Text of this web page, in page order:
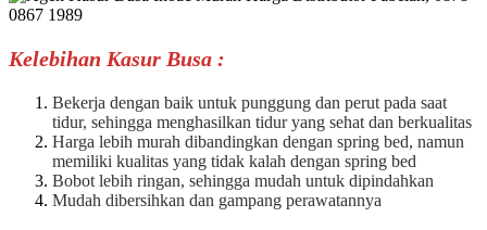
Kelebihan Kasur Busa :
Bekerja dengan baik untuk punggung dan perut pada saat
tidur, sehingga menghasilkan tidur yang sehat dan berkualitas
Harga lebih murah dibandingkan dengan spring bed, namun
memiliki kualitas yang tidak kalah dengan spring bed
Bobot lebih ringan, sehingga mudah untuk dipindahkan
Mudah dibersihkan dan gampang perawatannya